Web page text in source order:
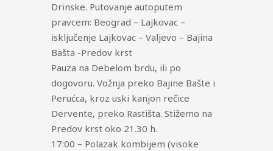
Drinske. Putovanje autoputem
pravcem: Beograd – Lajkovac –
isključenje Lajkovac – Valjevo – Bajina
Bašta -Predov krst
Pauza na Debelom brdu, ili po
dogovoru. Vožnja preko Bajine Bašte i
Perućca, kroz uski kanjon rečice
Dervente, preko Rastišta. Stižemo na
Predov krst oko 21.30 h.
17:00 – Polazak kombijem (visoke